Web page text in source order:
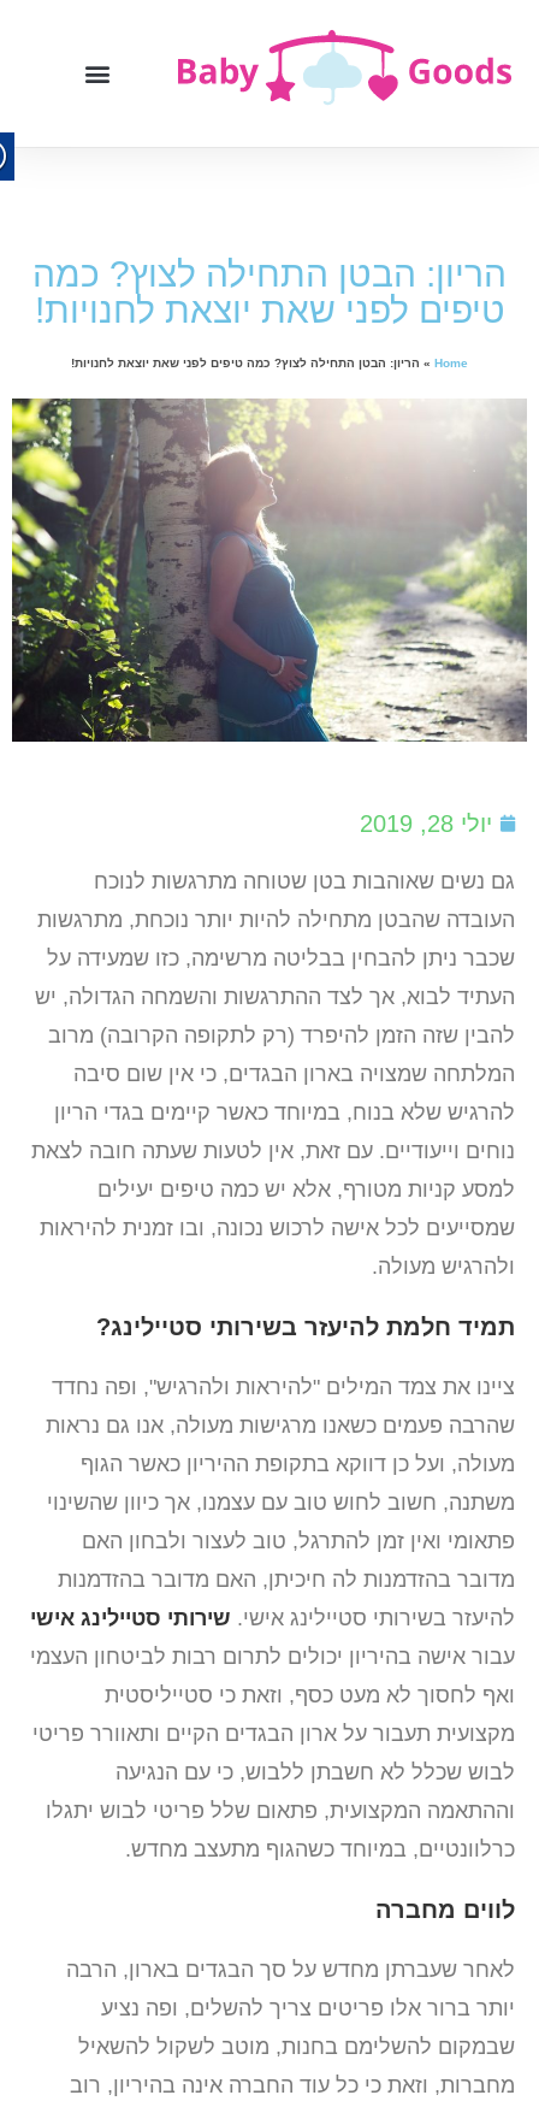
הריון: הבטן התחילה לצוץ? כמה
טיפים לפני שאת יוצאת לחנויות!
Home
»הריון: הבטן התחילה לצוץ? כמה טיפים לפני שאת יוצאת לחנויות!
יולי 28, 2019
גם נשים שאוהבות בטן שטוחה מתרגשות לנוכח
העובדה שהבטן מתחילה להיות יותר נוכחת, מתרגשות
שכבר ניתן להבחין בבליטה מרשימה, כזו שמעידה על
העתיד לבוא, אך לצד ההתרגשות והשמחה הגדולה, יש
להבין שזה הזמן להיפרד (רק לתקופה הקרובה) מרוב
המלתחה שמצויה בארון הבגדים, כי אין שום סיבה
להרגיש שלא בנוח, במיוחד כאשר קיימים בגדי הריון
נוחים וייעודיים. עם זאת, אין לטעות שעתה חובה לצאת
למסע קניות מטורף, אלא יש כמה טיפים יעילים
שמסייעים לכל אישה לרכוש נכונה, ובו זמנית להיראות
ולהרגיש מעולה.
תמיד חלמת להיעזר בשירותי סטיילינג?
ציינו את צמד המילים "להיראות ולהרגיש", ופה נחדד
שהרבה פעמים כשאנו מרגישות מעולה, אנו גם נראות
מעולה, ועל כן דווקא בתקופת ההיריון כאשר הגוף
משתנה, חשוב לחוש טוב עם עצמנו, אך כיוון שהשינוי
פתאומי ואין זמן להתרגל, טוב לעצור ולבחון האם
מדובר בהזדמנות לה חיכיתן, האם מדובר בהזדמנות
להיעזר בשירותי סטיילינג אישי.שירותי סטיילינג אישי
עבור אישה בהיריון יכולים לתרום רבות לביטחון העצמי
ואף לחסוך לא מעט כסף, וזאת כי סטייליסטית
מקצועית תעבור על ארון הבגדים הקיים ותאוורר פריטי
לבוש שכלל לא חשבתן ללבוש, כי עם הנגיעה
וההתאמה המקצועית, פתאום שלל פריטי לבוש יתגלו
כרלוונטיים, במיוחד כשהגוף מתעצב מחדש.
לווים מחברה
לאחר שעברתן מחדש על סך הבגדים בארון, הרבה
יותר ברור אלו פריטים צריך להשלים, ופה נציע
שבמקום להשלימם בחנות, מוטב לשקול להשאיל
מחברות, וזאת כי כל עוד החברה אינה בהיריון, רוב